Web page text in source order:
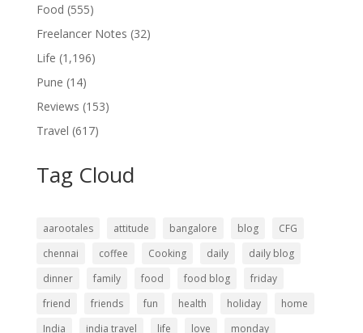
Food (555)
Freelancer Notes (32)
Life (1,196)
Pune (14)
Reviews (153)
Travel (617)
Tag Cloud
aarootales attitude bangalore blog
CFG
chennai
coffee Cooking daily
daily blog
dinner
family food food blog
friday
friend
friends fun health holiday
home
India
india travel life love monday